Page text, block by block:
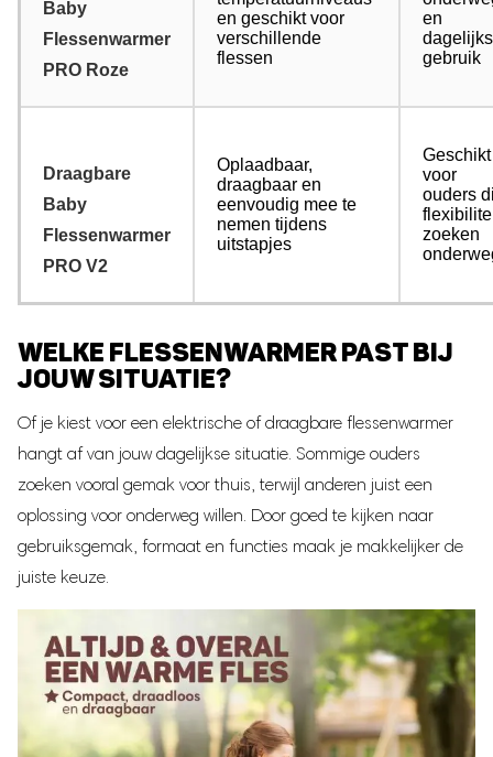
Baby
Flessenwarmer
PRO Roze
en geschikt voor
verschillende
flessen
en
dagelijks
gebruik
Draagbare
Baby
Flessenwarmer
PRO V2
Oplaadbaar,
draagbaar en
eenvoudig mee te
nemen tijdens
uitstapjes
Geschikt
voor
ouders
zoeken
WELKE FLESSENWARMER PAST BIJ
JOUW SITUATIE?
Of je kiest voor een elektrische of draagbare flessenwarmer
hangt af van jouw dagelijkse situatie. Sommige ouders
zoeken vooral gemak voor thuis, terwijl anderen juist een
oplossing voor onderweg willen. Door goed te kijken naar
gebruiksgemak, formaat en functies maak je makkelijker de
juiste keuze.